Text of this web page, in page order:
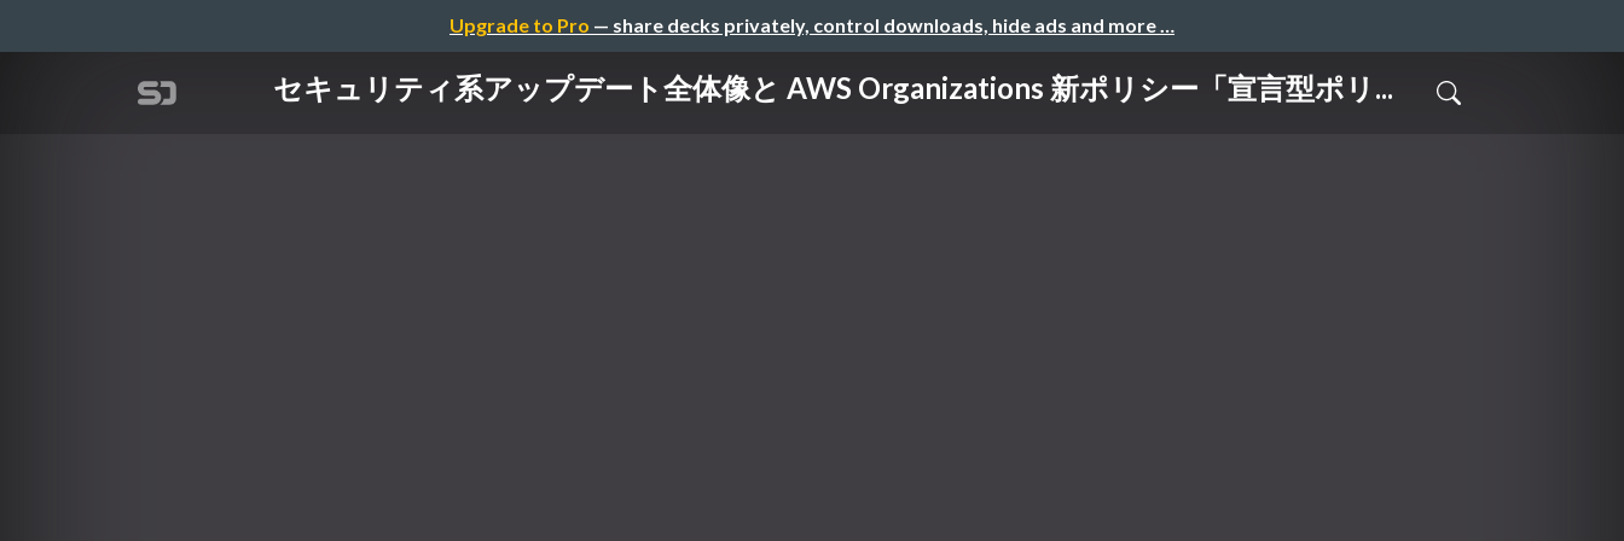
Upgrade to Pro — share decks privately, control downloads, hide ads and more …
セキュリティ系アップデート全体像と AWS Organizations 新ポリシー「宣言型ポリ...